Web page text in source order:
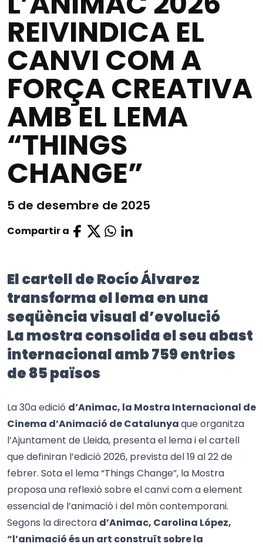
REIVINDICA EL
CANVI COM A
FORÇA CREATIVA
AMB EL LEMA
“THINGS
CHANGE”
5 de desembre de 2025
Compartir a
El cartell de Rocío Álvarez
transforma el lema en una
seqüència visual d’evolució
La mostra consolida el seu abast
internacional amb 759 entries
de 85 països
La 30a edició d’Animac, la Mostra Internacional de
Cinema d’Animació de Catalunyaque organitza
l’Ajuntament de Lleida, presenta el lema i el cartell
que definiran l’edició 2026, prevista del 19 al 22 de
febrer. Sota el lema “Things Change”, la Mostra
proposa una reflexió sobre el canvi com a element
essencial de l’animació i del món contemporani.
Segons la directora d’Animac, Carolina López,
“l’animació és un art construït sobre la